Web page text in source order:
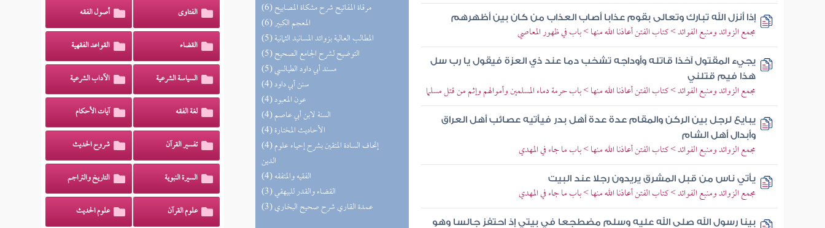
(6) مرقاة المفاتيح شرح مشكاة المصابيح
(6) المعجم الكبير
(5) المطالب العالية بزوائد المسانيد الثمانية
(5) التوضيح لشرح الجامع الصحيح
(5) مسند أبي داود الطيالسي
(4) سنن أبي داود
(4) عون المعبود
(4) السنة لابن أبي عاصم
(4) الأحاديث المختارة
(4) إتحاف السادة المتقين بشرح إحياء علوم
الدين
(4) الفقيه والمتفقه
(3) القضاء والقدر للبيهقي
(3) عمدة القاري شرح صحيح البخاري
إذا أنزل الله تبارك وتعالى بقوم عذابا أصاب العذاب من كان بين أظهرهم
مجمع الزوائد ومنبع الفوائد > كتاب الفتن أعاذنا الله منها > باب في ظهور المعاصي
يجيء المقتول آخذا قاتله وأوداجه تشخب دما عند ذي العزة فيقول يا رب سل
هذا فيم قتلني
مجمع الزوائد ومنبع الفوائد > كتاب الفتن أعاذنا الله منها > باب حرمة دماء المسلمين وأموالهم وإثم من قتل مسلما
يبايع لرجل بين الركن والمقام عدة عدة أهل بدر فيأتيه عصائب أهل العراق
وأبدال أهل الشام
مجمع الزوائد ومنبع الفوائد > كتاب الفتن أعاذنا الله منها > باب ما جاء في المهدي
يأتي ناس من قبل المشرق يريدون رجلا عند البيت
مجمع الزوائد ومنبع الفوائد > كتاب الفتن أعاذنا الله منها > باب ما جاء في المهدي
بينا رسول الله صلى الله عليه وسلم مضطجعا في بيتي إذ احتفز جالسا وهو
الفتاوى أصول الفقه
القضاء القواعد الفقهية
السياسة الشرعية الآداب الشرعية
لغة الفقه آيات الأحكام
تفسير القرآن شروح الحديث
السيرة النبوية التاريخ والتراجم
علوم القرآن علوم الحديث